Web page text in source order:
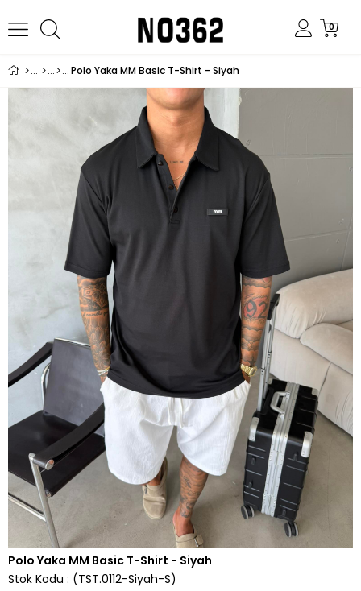
0
Polo Yaka MM Basic T-Shirt - Siyah
Polo Yaka MM Basic T-Shirt - Siyah
Stok Kodu
(TST.0112-Siyah-S)